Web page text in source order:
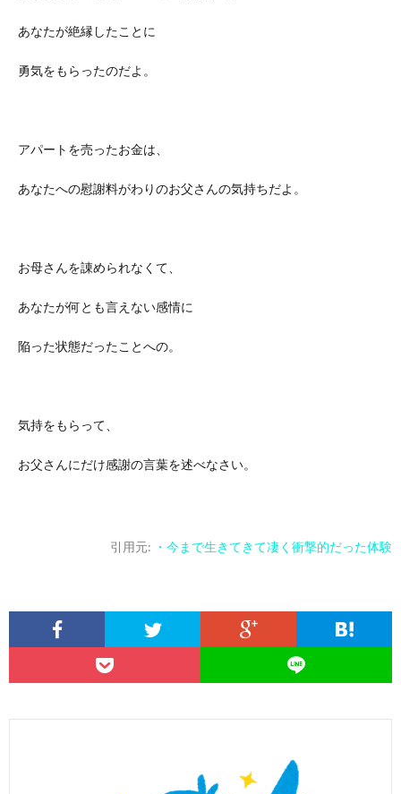
あなたが絶縁したことに
勇気をもらったのだよ。
アパートを売ったお金は、
あなたへの慰謝料がわりのお父さんの気持ちだよ。
お母さんを諌められなくて、
あなたが何とも言えない感情に
陥った状態だったことへの。
気持をもらって、
お父さんにだけ感謝の言葉を述べなさい。
引用元: ・今まで生きてきて凄く衝撃的だった体験